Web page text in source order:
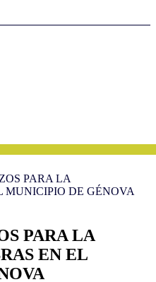
PARA LA
MUNICIPIO DE GÉNOVA
PARA LA
EN EL